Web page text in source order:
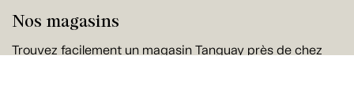
Nos magasins
Trouvez facilement un magasin Tanguay près de chez